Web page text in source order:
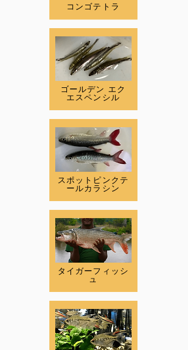
コンゴテトラ
ゴールデン エク
エスペンシル
スポットピンクテ
ールカラシン
タイガーフィッシ
ュ